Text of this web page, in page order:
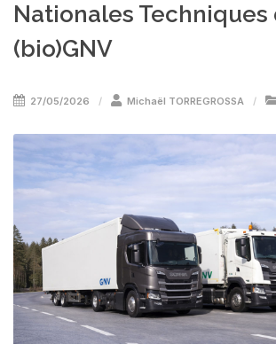
Nationales Techniques
(bio)GNV
27/05/2026 Michaël TORREGROSSA